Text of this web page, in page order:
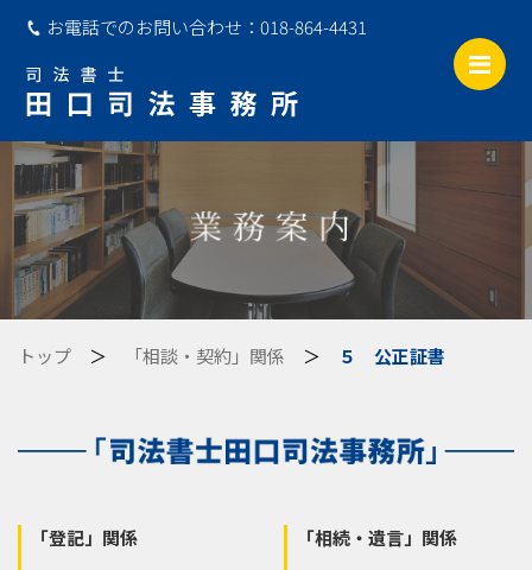
お電話でのお問い合わせ：018-864-4431
トップ ＞ 「相談・契約」関係 ＞ ５ 公正証書
「登記」関係 「相続・遺言」関係